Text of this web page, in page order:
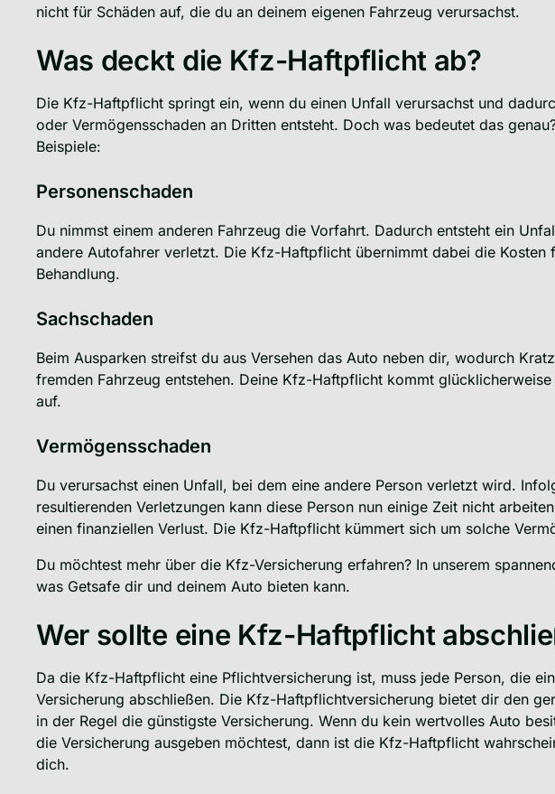
nicht für Schäden auf, die du an deinem eigenen Fahrzeug verursachst.
Was deckt die Kfz-Haftpflicht ab?
Die Kfz-Haftpflicht springt ein, wenn du einen Unfall verursachst und
oder Vermögensschaden an Dritten entsteht. Doch was bedeutet das
Beispiele:
Personenschaden
Du nimmst einem anderen Fahrzeug die Vorfahrt. Dadurch entsteht ein
andere Autofahrer verletzt. Die Kfz-Haftpflicht übernimmt dabei die Kosten
Behandlung.
Sachschaden
Beim Ausparken streifst du aus Versehen das Auto neben dir, wodurch
fremden Fahrzeug entstehen. Deine Kfz-Haftpflicht kommt
auf.
Vermögensschaden
Du verursachst einen Unfall, bei dem eine andere Person verletzt wird.
resultierenden Verletzungen kann diese Person nun einige Zeit nicht
einen finanziellen Verlust. Die Kfz-Haftpflicht kümmert sich um solche
Du möchtest mehr über die Kfz-Versicherung erfahren? In unserem
was Getsafe dir und deinem Auto bieten kann.
Wer sollte eine Kfz-Haftpflicht
Da die Kfz-Haftpflicht eine Pflichtversicherung ist, muss jede Person, die
Versicherung abschließen. Die Kfz-Haftpflichtversicherung bietet dir den
in der Regel die günstigste Versicherung. Wenn du kein wertvolles Auto
die Versicherung ausgeben möchtest, dann ist die Kfz-Haftpflicht
dich.